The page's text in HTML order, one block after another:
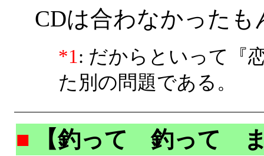
CDは合わなかった
*1: だからといって『
た別の問題である。
■
【釣って 釣って